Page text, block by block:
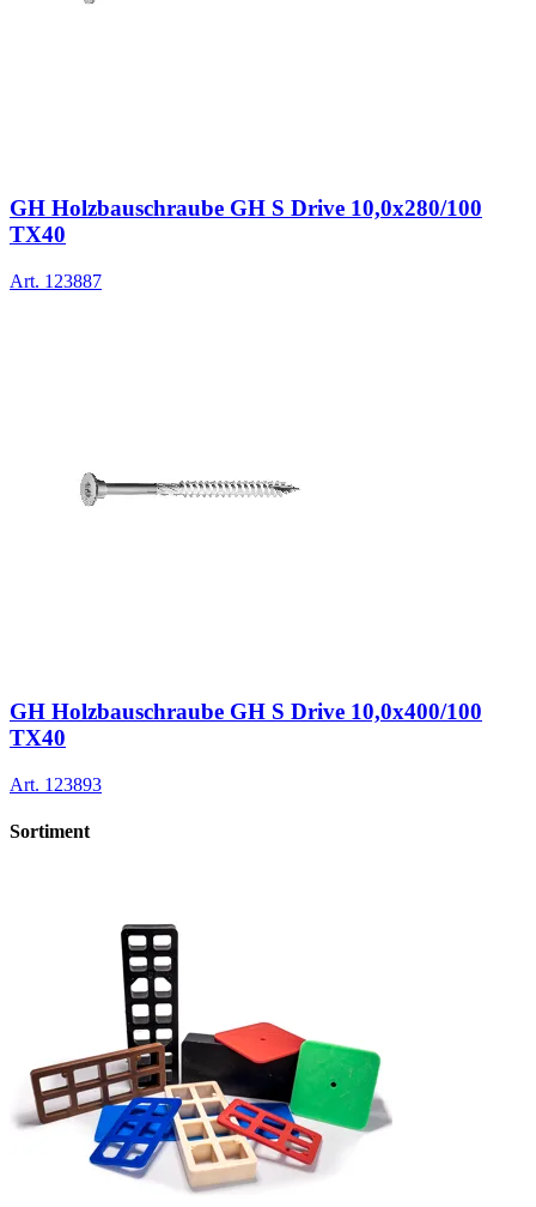
GH Holzbauschraube GH S Drive 10,0x280/100
TX40
Art. 123887
GH Holzbauschraube GH S Drive 10,0x400/100
TX40
Art. 123893
Sortiment